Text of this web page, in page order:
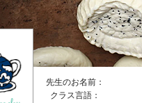
先生のお名前：
クラス言語：